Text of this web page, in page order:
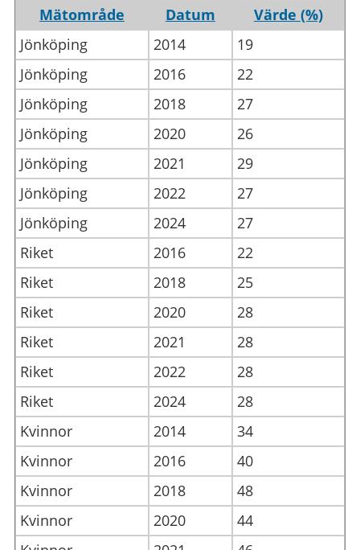
Mätområde Datum
Värde (%)
Jönköping
2014
19
Jönköping
2016
22
Jönköping
2018
27
Jönköping
2020
26
Jönköping
2021
29
Jönköping
2022
27
Jönköping
2024
27
Riket
2016
22
Riket
2018
25
Riket
2020
28
Riket
2021
28
Riket
2022
28
Riket
2024
28
Kvinnor
2014
34
Kvinnor
2016
40
Kvinnor
2018
48
Kvinnor
2020
44